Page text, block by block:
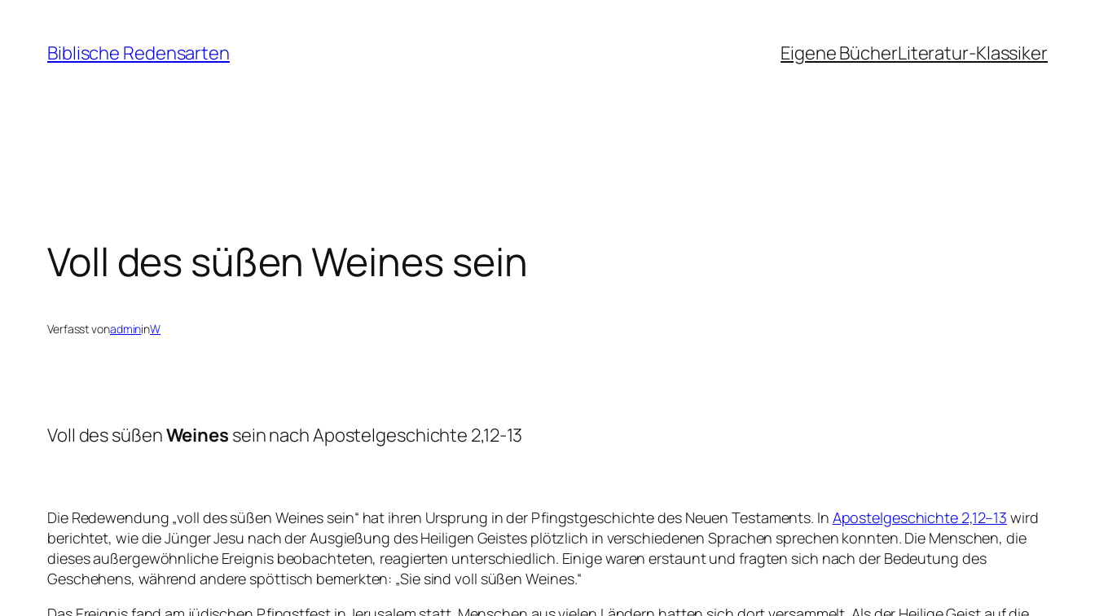
Inhalt
springen
Biblische Redensarten Eigene BücherLiteratur-Klassiker
Voll des süßen Weines sein
Verfasst vonadmininW
Voll des süßenWeines seinnach Apostelgeschichte 2,12-13
Die Redewendung „voll des süßen Weines sein“ hat ihren Ursprung in der Pfingstgeschichte des Neuen Testaments. In Apostelgeschichte 2,12–13 wird
berichtet, wie die Jünger Jesu nach der Ausgießung des Heiligen Geistes plötzlich in verschiedenen Sprachen sprechen konnten. Die Menschen, die
dieses außergewöhnliche Ereignis beobachteten, reagierten unterschiedlich. Einige waren erstaunt und fragten sich nach der Bedeutung des
Geschehens, während andere spöttisch bemerkten: „Sie sind voll süßen Weines.“